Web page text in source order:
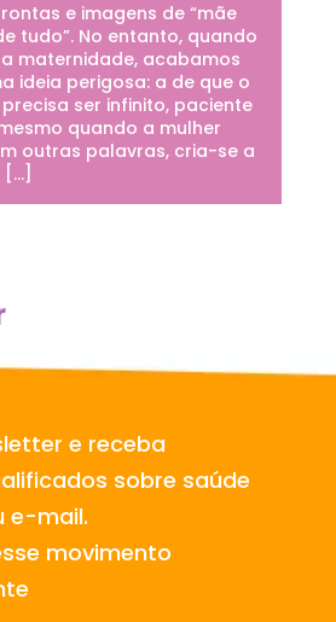
e imagens de “mãe
tudo”. No entanto, quando
maternidade, acabamos
ideia perigosa: a de que o
ser infinito, paciente
quando a mulher
outras palavras, cria-se a
e receba
sobre saúde
e-mail.
movimento